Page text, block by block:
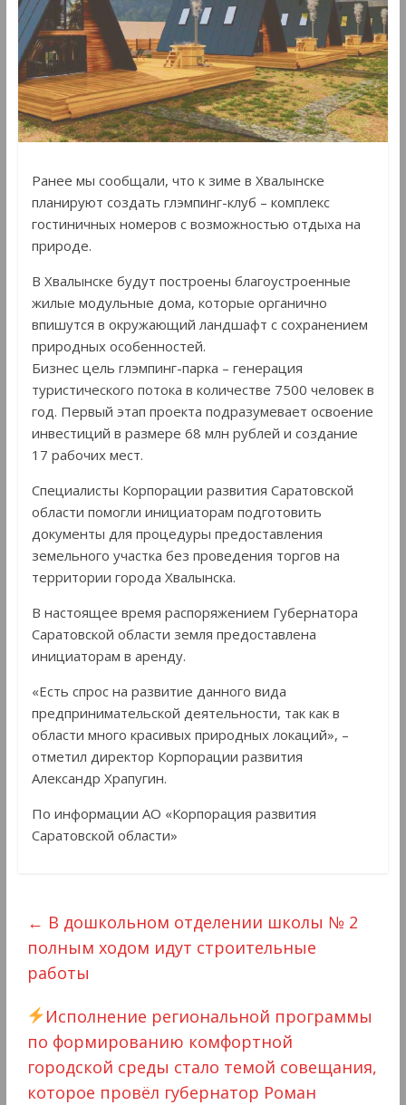
Ранее мы сообщали, что к зиме в Хвалынске
планируют создать глэмпинг-клуб – комплекс
гостиничных номеров с возможностью отдыха на
природе.
В Хвалынске будут построены благоустроенные
жилые модульные дома, которые органично
впишутся в окружающий ландшафт с сохранением
природных особенностей.
Бизнес цель глэмпинг-парка – генерация
туристического потока в количестве 7500 человек в
год. Первый этап проекта подразумевает освоение
инвестиций в размере 68 млн рублей и создание
17 рабочих мест.
Специалисты Корпорации развития Саратовской
области помогли инициаторам подготовить
документы для процедуры предоставления
земельного участка без проведения торгов на
территории города Хвалынска.
В настоящее время распоряжением Губернатора
Саратовской области земля предоставлена
инициаторам в аренду.
«Есть спрос на развитие данного вида
предпринимательской деятельности, так как в
области много красивых природных локаций», –
отметил директор Корпорации развития
Александр Храпугин.
По информации АО «Корпорация развития
Саратовской области»
← В дошкольном отделении школы № 2
полным ходом идут строительные
работы
Исполнение региональной программы
по формированию комфортной
городской среды стало темой совещания,
которое провёл губернатор Роман